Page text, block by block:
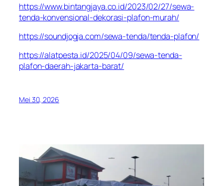
https://www.bintangjaya.co.id/2023/02/27/sewa-
tenda-konvensional-dekorasi-plafon-murah/
https://soundjogja.com/sewa-tenda/tenda-plafon/
https://alatpesta.id/2025/04/09/sewa-tenda-
plafon-daerah-jakarta-barat/
Mei 30, 2026